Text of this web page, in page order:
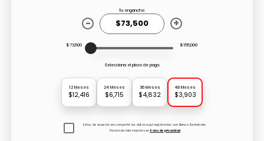
Tu enganche:
- +
$73,500 $155,000
Selecciona el plazo de pago:
12 Meses
$12,416
24 Meses
$6,715
36 Meses
$4,832
48 Meses
$3,903
Estoy de acuerdo en compartir los datos aquí registrados con Banco Santander.
Para más información verAviso de privacidad